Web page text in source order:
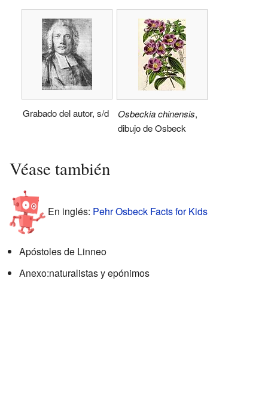
Grabado del autor, s/d Osbeckia chinensis,
dibujo de Osbeck
Véase también
En inglés: Pehr Osbeck Facts for Kids
Apóstoles de Linneo
Anexo:naturalistas y epónimos